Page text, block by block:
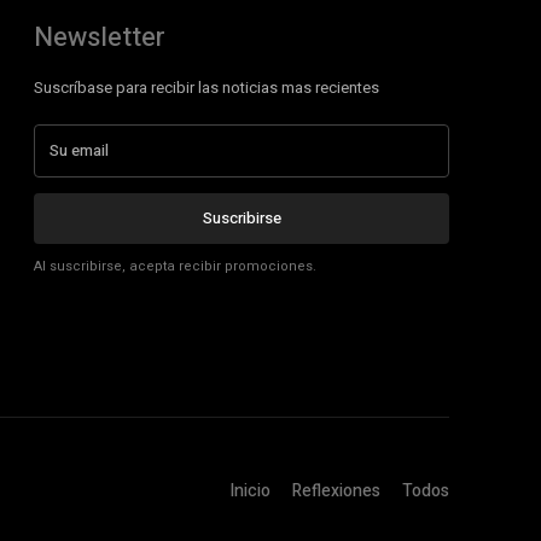
Newsletter
Suscríbase para recibir las noticias mas recientes
Suscribirse
Al suscribirse, acepta recibir promociones.
Inicio Reflexiones Todos